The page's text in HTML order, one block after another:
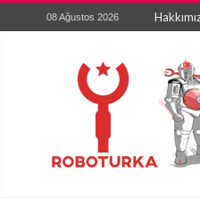
08 Ağustos 2026